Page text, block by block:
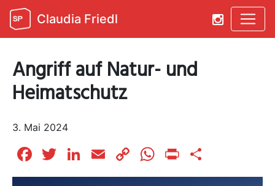
Claudia Friedl
Angriff auf Natur- und
Heimatschutz
3. Mai 2024
Facebook
Twitter
LinkedIn
EmailCopy
Link
WhatsApp
Print